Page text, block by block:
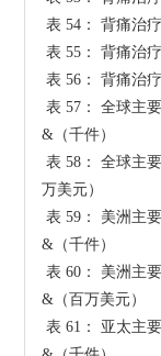
表 54： 背痛治疗椅核心原料供应商
表 55： 背痛治疗椅分销商
表 56： 背痛治疗椅下游客户
表 57： 全球主要地区背痛治疗椅销量预测（2026-2031）
&（千件）
表 58： 全球主要地区背痛治疗椅收入（2026-2031）&（百
万美元）
表 59： 美洲主要国家背痛治疗椅销量预测（2026-2031）
&（千件）
表 60： 美洲主要国家背痛治疗椅收入预测（2026-2031）
&（百万美元）
表 61： 亚太主要地区背痛治疗椅销量预测（2026-2031）